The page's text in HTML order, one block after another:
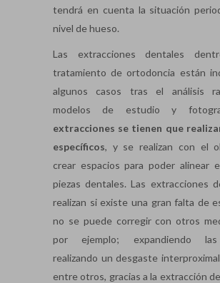
tendrá en cuenta la situación
nivel de hueso.
Las extracciones dentales
tratamiento de ortodoncia están
algunos casos tras el análisis
modelos de estudio y
extracciones se tienen que
específicos, y se realizan con el
crear espacios para poder alinear
piezas dentales. Las extracciones
realizan si existe una gran falta de
no se puede corregir con otros
por ejemplo; expandiendo las
realizando un desgaste
entre otros, gracias a la extracción